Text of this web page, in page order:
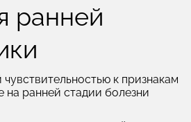
ранней
к признакам
на ранней стадии болезни